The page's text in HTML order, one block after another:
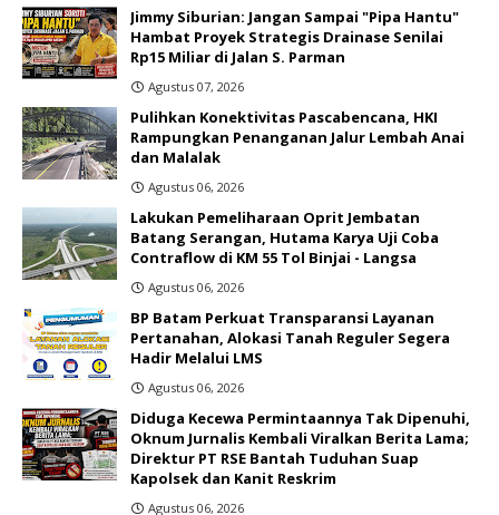
Jimmy Siburian: Jangan Sampai "Pipa Hantu"
Hambat Proyek Strategis Drainase Senilai
Rp15 Miliar di Jalan S. Parman
Agustus 07, 2026
Pulihkan Konektivitas Pascabencana, HKI
Rampungkan Penanganan Jalur Lembah Anai
dan Malalak
Agustus 06, 2026
Lakukan Pemeliharaan Oprit Jembatan
Batang Serangan, Hutama Karya Uji Coba
Contraflow di KM 55 Tol Binjai - Langsa
Agustus 06, 2026
BP Batam Perkuat Transparansi Layanan
Pertanahan, Alokasi Tanah Reguler Segera
Hadir Melalui LMS
Agustus 06, 2026
Diduga Kecewa Permintaannya Tak Dipenuhi,
Oknum Jurnalis Kembali Viralkan Berita Lama;
Direktur PT RSE Bantah Tuduhan Suap
Kapolsek dan Kanit Reskrim
Agustus 06, 2026